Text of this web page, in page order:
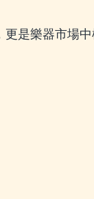
是樂器市場中